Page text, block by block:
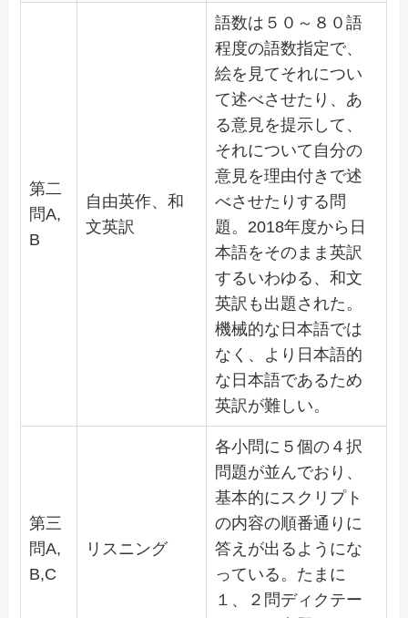
第二
問A,
B
自由英作、和
文英訳
語数は５０～８０語
程度の語数指定で、
絵を見てそれについ
て述べさせたり、あ
る意見を提示して、
それについて自分の
意見を理由付きで述
べさせたりする問
題。2018年度から日
本語をそのまま英訳
するいわゆる、和文
英訳も出題された。
機械的な日本語では
なく、より日本語的
な日本語であるため
英訳が難しい。
第三
問A,
B,C
リスニング
各小問に５個の４択
問題が並んでおり、
基本的にスクリプト
の内容の順番通りに
答えが出るようにな
っている。たまに
１、２問ディクテー